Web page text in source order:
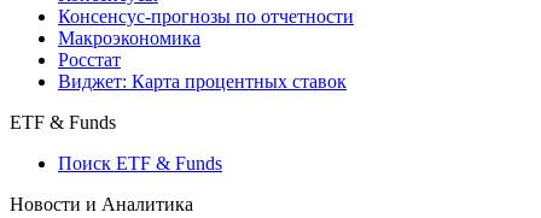
Поиск индексов
Страницы стран
Создать индекс
Консенсусы
Консенсус-прогнозы по отчетности
Макроэкономика
Виджет: Карта процентных ставок
ETF & Funds